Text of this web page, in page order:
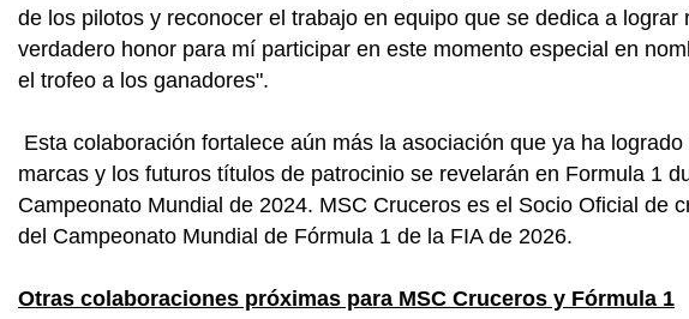
de los pilotos y reconocer el trabajo en equipo que se dedica a lograr
verdadero honor para mí participar en este momento especial en
el trofeo a los ganadores".
Esta colaboración fortalece aún más la asociación que ya ha
marcas y los futuros títulos de patrocinio se revelarán en Formula 1
Campeonato Mundial de 2024. MSC Cruceros es el Socio Oficial de
del Campeonato Mundial de Fórmula 1 de la FIA de 2026.
Otras colaboraciones próximas para MSC Cruceros y Fórmula 1